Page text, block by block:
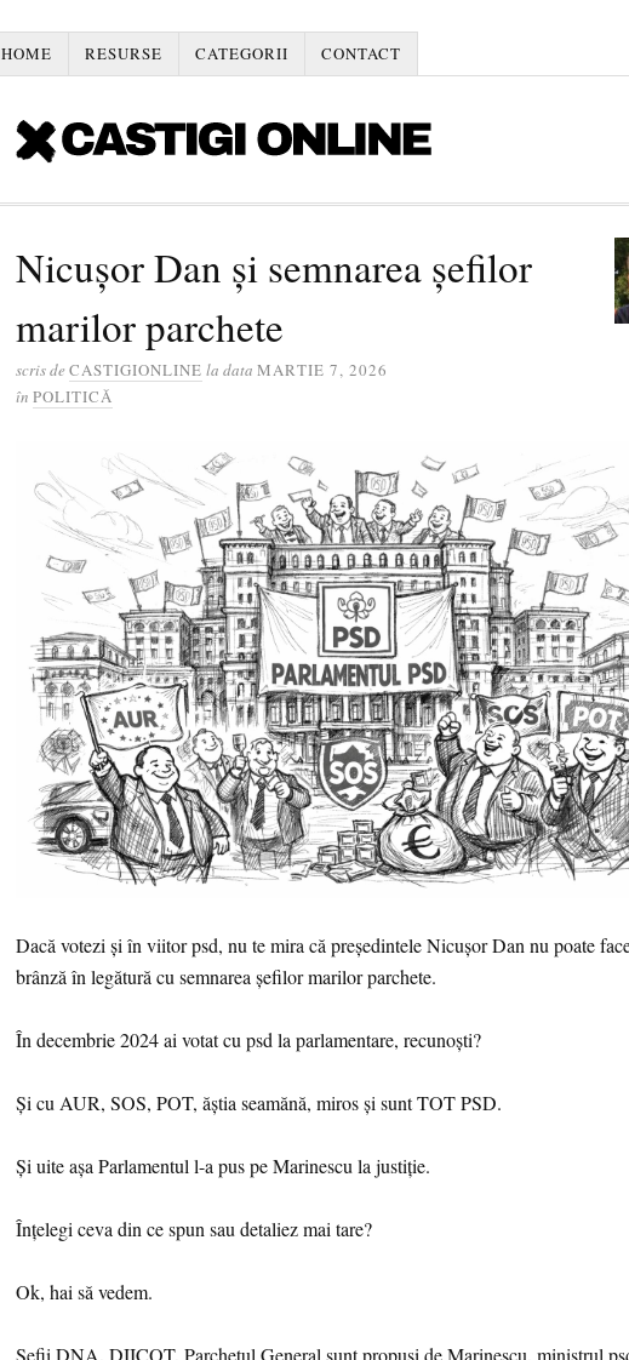
HOME RESURSE CATEGORII CONTACT
Nicușor Dan și semnarea șefilor
marilor parchete
scris de CASTIGIONLINE la data MARTIE 7, 2026
în POLITICĂ
Dacă votezi și în viitor psd, nu te mira că președintele Nicușor Dan nu poate
brânză în legătură cu semnarea șefilor marilor parchete.
În decembrie 2024 ai votat cu psd la parlamentare, recunoști?
Și cu AUR, SOS, POT, ăștia seamănă, miros și sunt TOT PSD.
Și uite așa Parlamentul l-a pus pe Marinescu la justiție.
Înțelegi ceva din ce spun sau detaliez mai tare?
Ok, hai să vedem.
Șefii DNA, DIICOT, Parchetul General sunt propuși de Marinescu, ministrul